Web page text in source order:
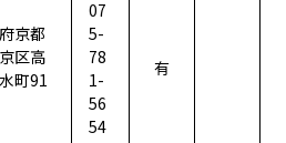
京都
区高
町91
07
5-
78
1-
56
54
有